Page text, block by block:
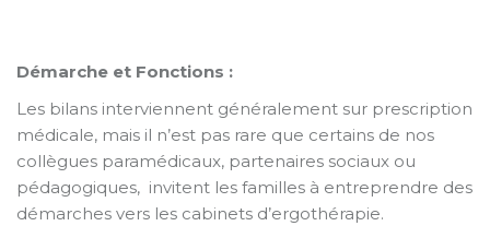
Démarche et Fonctions :
Les bilans interviennent généralement sur prescription
médicale, mais il n’est pas rare que certains de nos
collègues paramédicaux, partenaires sociaux ou
pédagogiques, invitent les familles à entreprendre des
démarches vers les cabinets d’ergothérapie.